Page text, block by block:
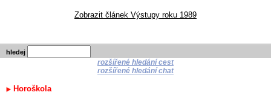
Zobrazit článek Výstupy roku 1989
hledej
rozšířené hledání cest
rozšířené hledání chat
Horoškola